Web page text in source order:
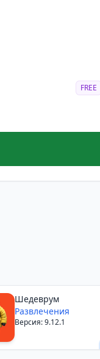
эффективной
и удобной
FREE
Шедеврум
Развлечения
Версия: 9.12.1